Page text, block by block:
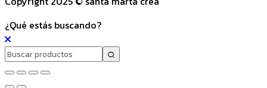
¿Qué estás buscando?